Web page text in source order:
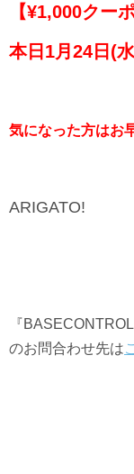
【¥1,000クー
本日1月24日(
気になった方はお
ARIGATO!
『
のお問合わせ先は